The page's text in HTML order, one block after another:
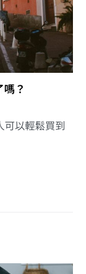
？
可以輕鬆買到